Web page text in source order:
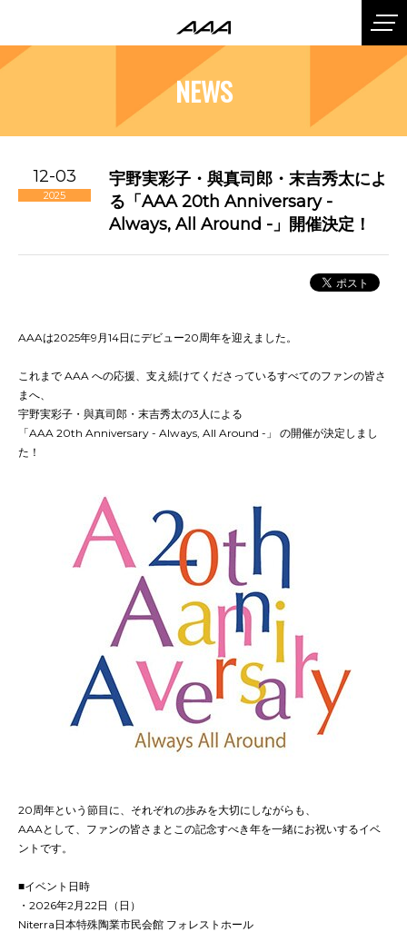
NEWS
12-03
2025
宇野実彩子・與真司郎・末吉秀太によ
る「AAA 20th Anniversary -
Always, All Around -」開催決定！
AAAは2025年9月14日にデビュー20周年を迎えました。
これまで AAA への応援、支え続けてくださっているすべてのファンの皆さ
まへ、
宇野実彩子・與真司郎・末吉秀太の3人による
「AAA 20th Anniversary - Always, All Around -」 の開催が決定しまし
た！
20周年という節目に、それぞれの歩みを大切にしながらも、
AAAとして、ファンの皆さまとこの記念すべき年を一緒にお祝いするイベ
ントです。
■イベント日時
・2026年2月22日（日）
Niterra日本特殊陶業市⺠会館 フォレストホール